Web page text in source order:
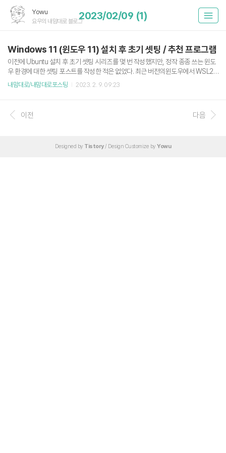
Yowu
요우의 내맘대로 블로그2023/02/09 (1)
Windows 11 (윈도우 11) 설치 후 초기 셋팅 / 추천 프로그램
이전에 Ubuntu 설치 후 초기 셋팅 시리즈를 몇 번 작성했지만, 정작 종종 쓰는 윈도
우 환경에 대한 셋팅 포스트를 작성한 적은 없었다. 최근 버전의윈도우에서 WSL2
등등 개발에 도움이 되는 많은 기능들이 추가가 되었고, 요즘에는 윈도우로도 개발
눈쟁이 유튜브에 윈도우 11 관련된 초기 셋팅 영상을 보게 되었고, 나도 평소에 즐겨
사용하는 소프트웨어에서는 반가움을, 내가 잘 몰랐던 소트프웨어에서는 신박함을
내맘대로/내맘대로포스팅 2023. 2. 9. 09:23
이전 다음
Designed by Tistory/ Design Customize by Yowu